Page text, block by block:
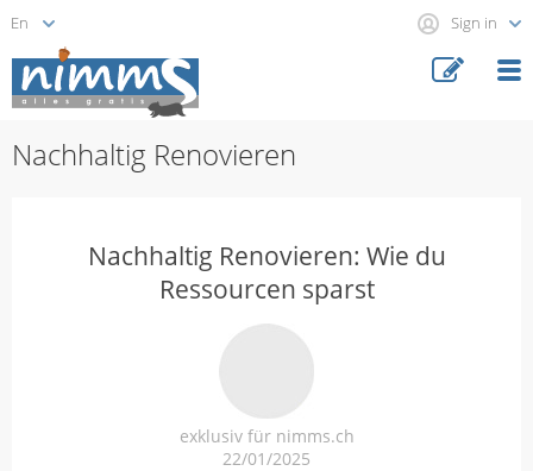
Sign in
Nachhaltig Renovieren
Nachhaltig Renovieren: Wie du
Ressourcen sparst
exklusiv für nimms.ch
22/01/2025